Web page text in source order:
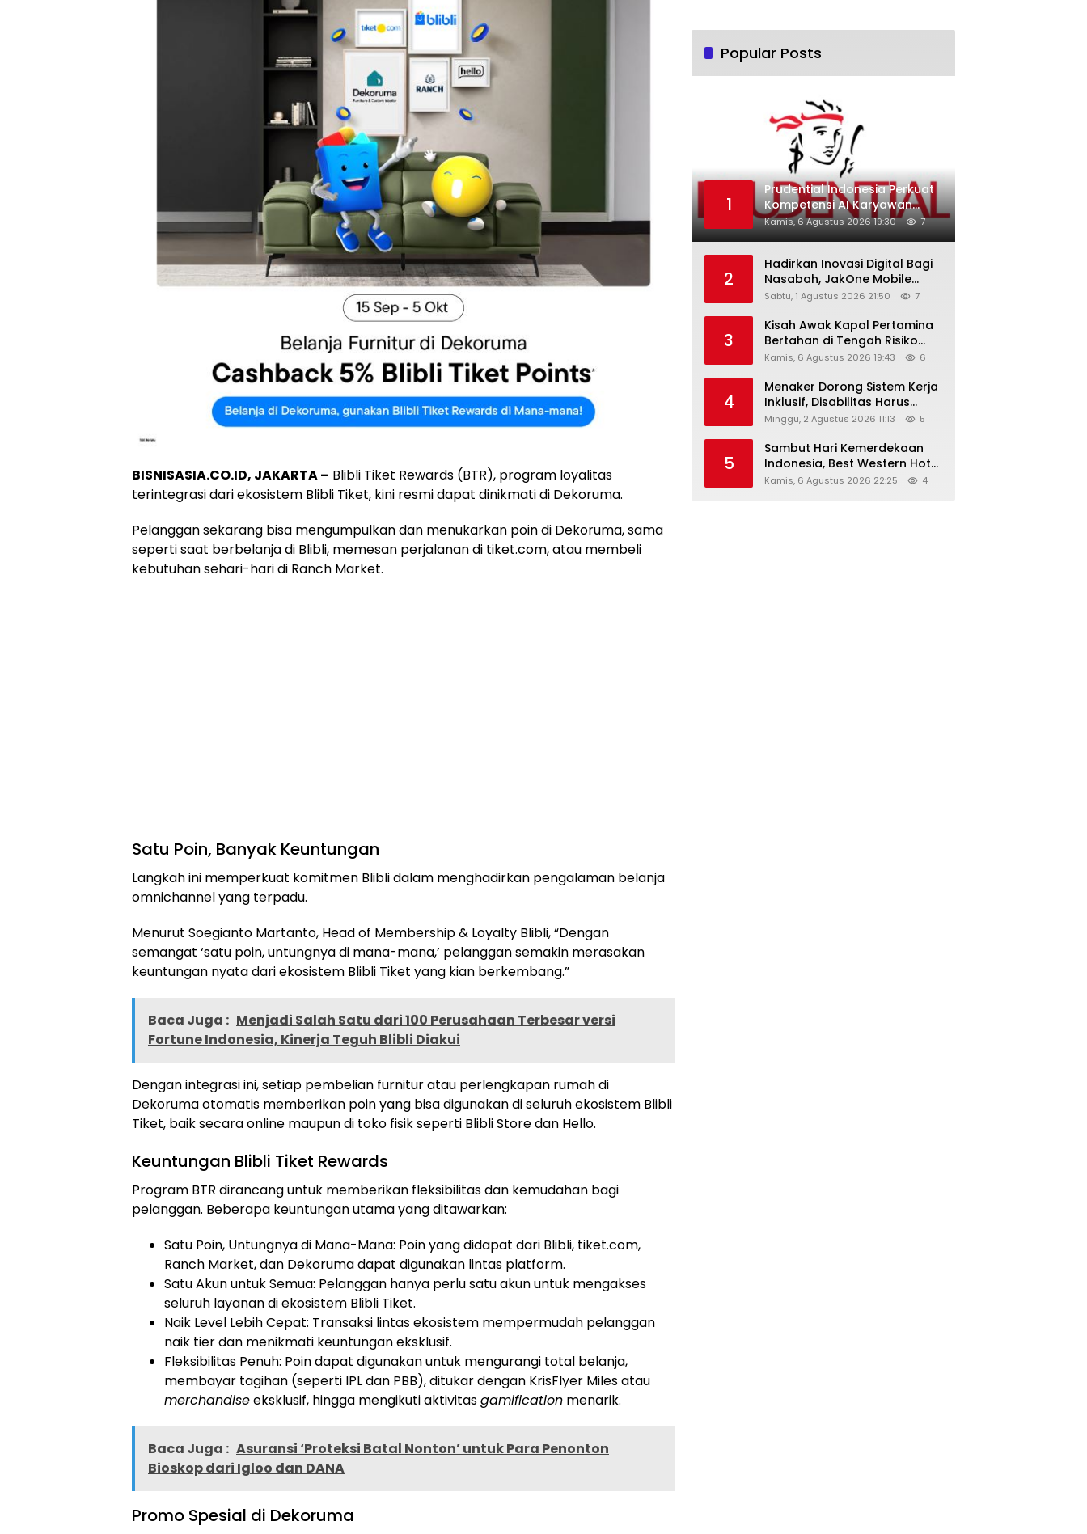
BISNISASIA.CO.ID, JAKARTA – Blibli Tiket Rewards (BTR), program loyalitas
terintegrasi dari ekosistem Blibli Tiket, kini resmi dapat dinikmati di Dekoruma.
Pelanggan sekarang bisa mengumpulkan dan menukarkan poin di Dekoruma, sama
seperti saat berbelanja di Blibli, memesan perjalanan di tiket.com, atau membeli
kebutuhan sehari-hari di Ranch Market.
Satu Poin, Banyak Keuntungan
Langkah ini memperkuat komitmen Blibli dalam menghadirkan pengalaman belanja
omnichannel yang terpadu.
Menurut Soegianto Martanto, Head of Membership & Loyalty Blibli, “Dengan
semangat ‘satu poin, untungnya di mana-mana,’ pelanggan semakin merasakan
keuntungan nyata dari ekosistem Blibli Tiket yang kian berkembang.”
Baca Juga : Menjadi Salah Satu dari 100 Perusahaan Terbesar versi
Fortune Indonesia, Kinerja Teguh Blibli Diakui
Dengan integrasi ini, setiap pembelian furnitur atau perlengkapan rumah di
Dekoruma otomatis memberikan poin yang bisa digunakan di seluruh ekosistem Blibli
Tiket, baik secara online maupun di toko fisik seperti Blibli Store dan Hello.
Keuntungan Blibli Tiket Rewards
Program BTR dirancang untuk memberikan fleksibilitas dan kemudahan bagi
pelanggan. Beberapa keuntungan utama yang ditawarkan:
Satu Poin, Untungnya di Mana-Mana: Poin yang didapat dari Blibli, tiket.com,
Ranch Market, dan Dekoruma dapat digunakan lintas platform.
Satu Akun untuk Semua: Pelanggan hanya perlu satu akun untuk mengakses
seluruh layanan di ekosistem Blibli Tiket.
Naik Level Lebih Cepat: Transaksi lintas ekosistem mempermudah pelanggan
naik tier dan menikmati keuntungan eksklusif.
Fleksibilitas Penuh: Poin dapat digunakan untuk mengurangi total belanja,
membayar tagihan (seperti IPL dan PBB), ditukar dengan KrisFlyer Miles atau
merchandiseeksklusif, hingga mengikuti aktivitasgamification menarik.
Baca Juga : Asuransi ‘Proteksi Batal Nonton’ untuk Para Penonton
Bioskop dari Igloo dan DANA
Promo Spesial di Dekoruma
Popular Posts
1
Prudential Indonesia Perkuat
Kompetensi AI Karyawan
Lewat AI Week
Kamis, 6 Agustus 2026 19:30 7
2
Hadirkan Inovasi Digital Bagi
Nasabah, JakOne Mobile
Antar Bank Jakarta Sukses
Awards 2026
Sabtu, 1 Agustus 2026 21:50 7
3
Kisah Awak Kapal Pertamina
Bertahan di Tengah Risiko
Pelayaran Selat Hormuz
Kamis, 6 Agustus 2026 19:43 6
4
Menaker Dorong Sistem Kerja
Inklusif, Disabilitas Harus
Dapat Kesempatan Setara
Minggu, 2 Agustus 2026 11:13 5
5
Sambut Hari Kemerdekaan
Indonesia, Best Western Hotel
Hadirkan The Freedom Stay
Kamis, 6 Agustus 2026 22:25 4